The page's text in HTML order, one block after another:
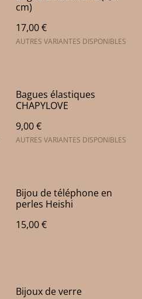
cm)
17,00 €
AUTRES VARIANTES DISPONIBLES
Bagues élastiques
CHAPYLOVE
9,00 €
AUTRES VARIANTES DISPONIBLES
Bijou de téléphone en
perles Heishi
15,00 €
Bijoux de verre